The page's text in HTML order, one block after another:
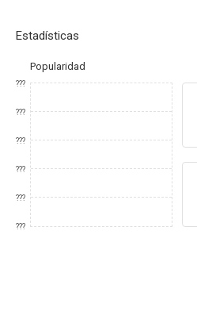
Estadísticas
Popularidad
???
???
???
???
???
???